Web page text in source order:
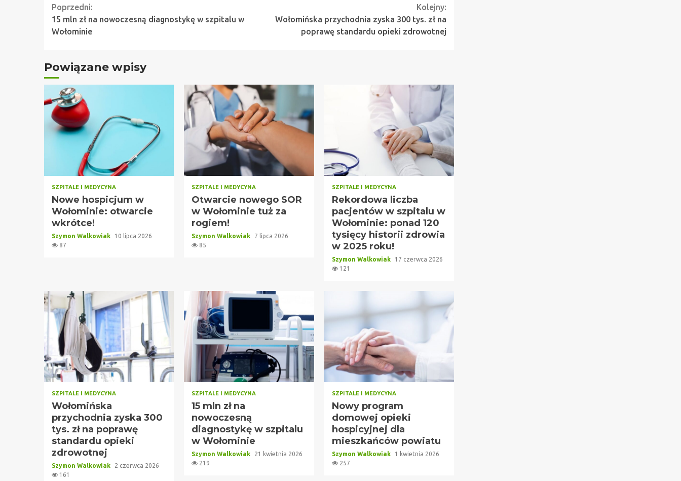
Continue
Reading
Poprzedni:
15 mln zł na nowoczesną diagnostykę w szpitalu w
Wołominie
Kolejny:
Wołomińska przychodnia zyska 300 tys. zł na
poprawę standardu opieki zdrowotnej
Powiązane wpisy
SZPITALE I MEDYCYNA
Nowe hospicjum w
Wołominie: otwarcie
wkrótce!
Szymon Walkowiak
10 lipca 2026
87
SZPITALE I MEDYCYNA
Otwarcie nowego SOR
w Wołominie tuż za
rogiem!
Szymon Walkowiak
7 lipca 2026
85
SZPITALE I MEDYCYNA
Rekordowa liczba
pacjentów w szpitalu w
Wołominie: ponad 120
tysięcy historii zdrowia
w 2025 roku!
Szymon Walkowiak
17 czerwca 2026
121
SZPITALE I MEDYCYNA
Wołomińska
przychodnia zyska 300
tys. zł na poprawę
standardu opieki
zdrowotnej
Szymon Walkowiak
2 czerwca 2026
161
SZPITALE I MEDYCYNA
15 mln zł na
nowoczesną
diagnostykę w szpitalu
w Wołominie
Szymon Walkowiak
21 kwietnia 2026
219
SZPITALE I MEDYCYNA
Nowy program
domowej opieki
hospicyjnej dla
mieszkańców powiatu
Szymon Walkowiak
1 kwietnia 2026
257